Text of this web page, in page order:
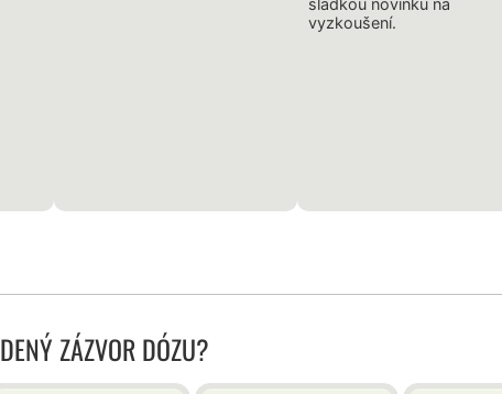
sladkou novinku na
vyzkoušení.
ZÁZVOR DÓZU?